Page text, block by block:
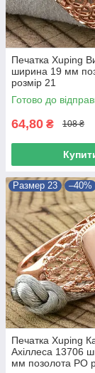
Печатка Xuping
ширина 19 мм
розмір 21
Готово до
64,80 ₴ 108 ₴
Размер 23 –40%
Печатка Xuping
Ахіллеса 13706
мм позолота РО